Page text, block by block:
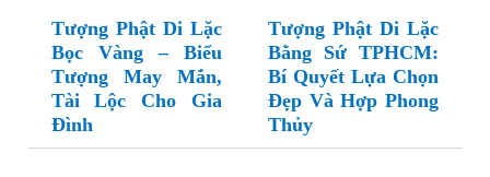
Tượng Phật Di Lặc
Bọc Vàng – Biểu
Tượng May Mắn,
Tài Lộc Cho Gia
Đình
Tượng Phật Di Lặc
Bằng Sứ TPHCM:
Bí Quyết Lựa Chọn
Đẹp Và Hợp Phong
Thủy